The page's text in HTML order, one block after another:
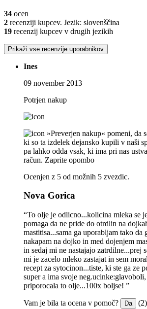
34 ocen
2 recenziji kupcev. Jezik: slovenščina
19 recenzij kupcev v drugih jezikih
Prikaži vse recenzije uporabnikov
Ines
09 november 2013
Potrjen nakup
»Preverjen nakup« pomeni, da
ki so ta izdelek dejansko kupili v naši
pa lahko odda vsak, ki ima pri nas
račun. Zaprite opombo
Ocenjen z 5 od možnih 5 zvezdic.
Nova Gorica
“To olje je odlicno...kolicina mleka se
pomaga da ne pride do otrdlin na
mastitisa...sama ga uporabljam tako da
nakapam na dojko in med dojenjem
in sedaj mi ne nastajajo zatrdilne...prej
mi je zacelo mleko zastajat in sem
recept za sytocinon...tiste, ki ste ga ze
super a ima svoje
priporocala to olje...100x boljse! ”
Vam je bila ta ocena v pomoč? Da (2)